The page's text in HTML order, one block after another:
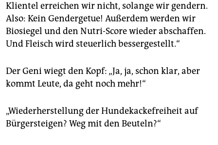
Klientel erreichen wir nicht, solange wir gendern.
Also: Kein Gendergetue! Außerdem werden wir
Biosiegel und den Nutri-Score wieder abschaffen.
Und Fleisch wird steuerlich bessergestellt.“
Der Geni wiegt den Kopf: „Ja, ja, schon klar, aber
kommt Leute, da geht noch mehr!“
„Wiederherstellung der Hundekackefreiheit auf
Bürgersteigen? Weg mit den Beuteln?“